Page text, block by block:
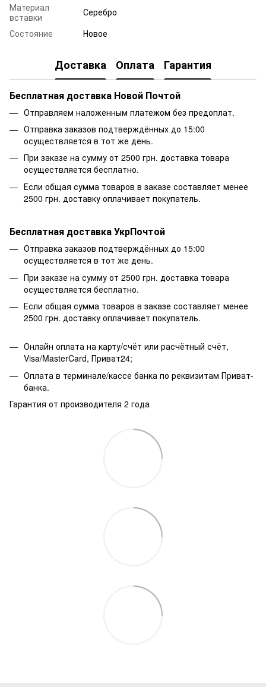
Материал
вставки
Серебро
Состояние
Новое
Доставка Оплата Гарантия
Бесплатная доставка Новой Почтой
Отправляем наложенным платежом без предоплат.
Отправка заказов подтверждённых до 15:00
осуществляется в тот же день.
При заказе на сумму от 2500 грн. доставка товара
осуществляется бесплатно.
Если общая сумма товаров в заказе составляет менее
2500 грн. доставку оплачивает покупатель.
Бесплатная доставка УкрПочтой
Отправка заказов подтверждённых до 15:00
осуществляется в тот же день.
При заказе на сумму от 2500 грн. доставка товара
осуществляется бесплатно.
Если общая сумма товаров в заказе составляет менее
2500 грн. доставку оплачивает покупатель.
Онлайн оплата на карту/счёт или расчётный счёт,
Visa/MasterCard, Приват24;
Оплата в терминале/кассе банка по реквизитам Приват-
банка.
Гарантия от производителя 2 года